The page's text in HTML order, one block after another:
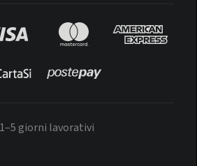
giorni lavorativi